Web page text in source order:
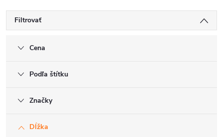
Filtrovať
Cena
Podľa štítku
Značky
Dĺžka